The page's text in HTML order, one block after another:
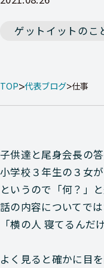
ゲットイットのこ
TOP 代表ブログ 仕事
子供達と尾身会長の
小学校３年生の３女
というので「何？」
話の内容についてで
「横の人 寝てるんだ
よく見ると確かに目を